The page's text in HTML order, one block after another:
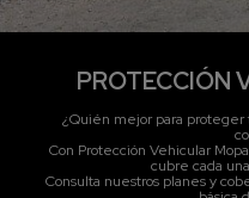
PROTECCIÓN
¿Quién mejor para
Con Protección Vehicular
cubre cada
Consulta nuestros planes y